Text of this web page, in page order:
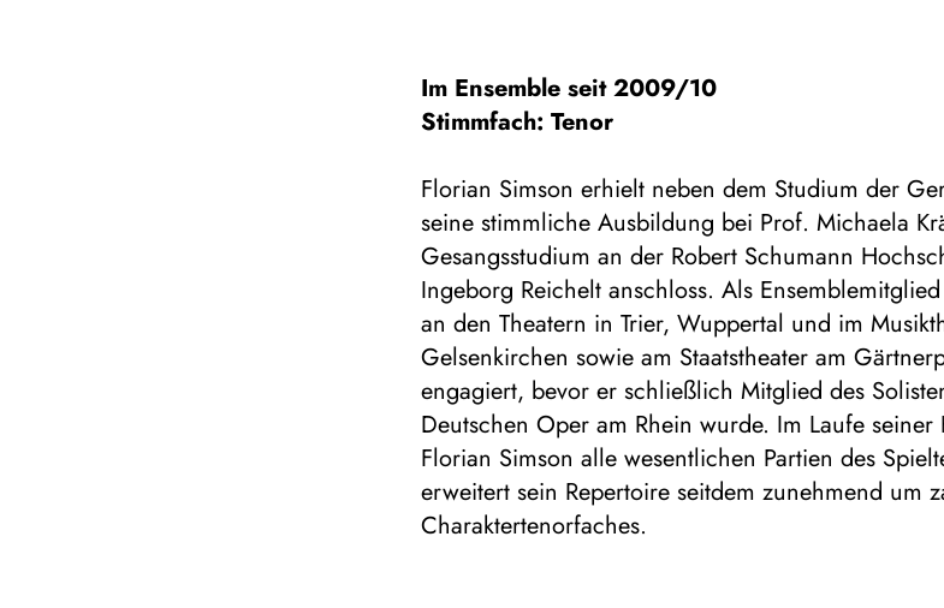
Im Ensemble seit 2009/10
Stimmfach: Tenor
Florian Simson erhielt neben dem Studium der
seine stimmliche Ausbildung bei Prof. Michaela
Gesangsstudium an der Robert Schumann
Ingeborg Reichelt anschloss. Als
an den Theatern in Trier, Wuppertal und im
Gelsenkirchen sowie am Staatstheater am
engagiert, bevor er schließlich Mitglied des
Deutschen Oper am Rhein wurde. Im Laufe seiner
Florian Simson alle wesentlichen Partien des
erweitert sein Repertoire seitdem zunehmend um
Charaktertenorfaches.